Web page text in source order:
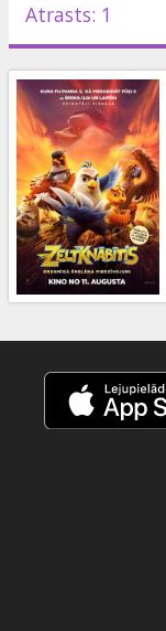
Pasākumi
Ziņas
Dāvanu
kartes
Uzkodas
B2B
Kino
Klubs
Atrasts: 1